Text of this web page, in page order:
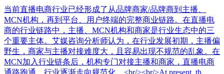
当前直播电商行业已经形成了从品牌商家/品牌商到主播、
MCN机构，再到平台、用户终端的完整商业链路。在直播电
商的行业链路中，主播、MCN机构和商家是行业生态中的三
个重要主体。艾媒咨询分析师认为，在行业发展初期，主播偏
野生，商家与主播对接难度大，且容易出现不规范的乱象。在
MCN加入行业链条后，机构专门对接主播和商家，直播电商